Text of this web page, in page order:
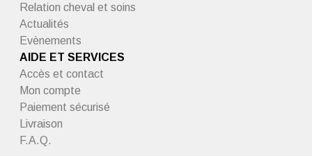
Relation cheval et soins
Actualités
Evènements
AIDE ET SERVICES
Accès et contact
Mon compte
Paiement sécurisé
Livraison
F.A.Q.